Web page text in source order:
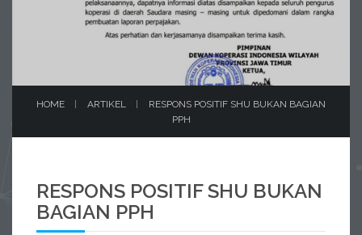
HOME ARTIKEL
RESPONS POSITIF SHU BUKAN BAGIAN
PPH
RESPONS POSITIF SHU BUKAN
BAGIAN PPH